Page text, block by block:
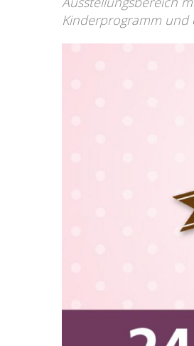
Kinderprogramm und